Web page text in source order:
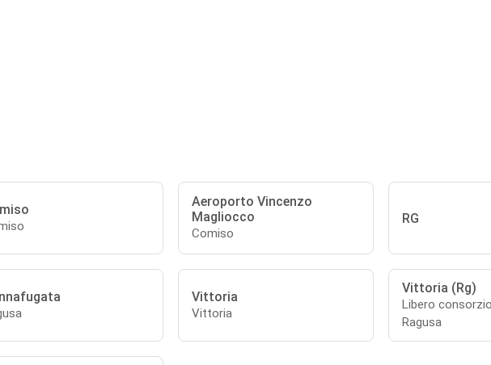
Aeroporto Vincenzo
Magliocco
Comiso
RG
Vittoria
Vittoria
Vittoria (Rg)
Libero
Ragusa